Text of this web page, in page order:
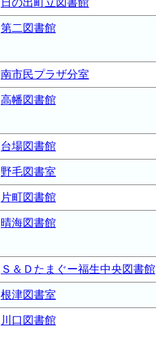
日の出町立図書館
第二図書館
南市民プラザ分室
高幡図書館
台場図書館
野毛図書室
片町図書館
晴海図書館
Ｓ＆Ｄたまぐー福生中央図書館
根津図書室
川口図書館